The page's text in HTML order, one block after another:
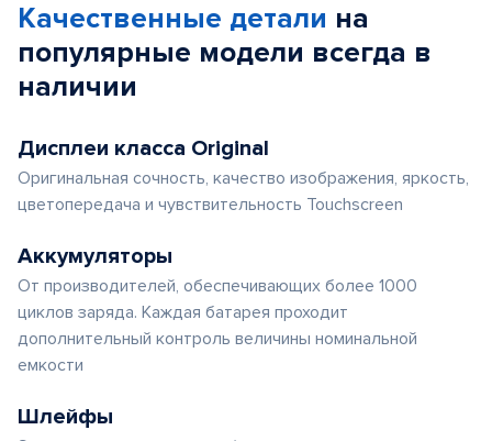
Качественные детали на
популярные модели всегда в
наличии
Дисплеи класса Original
Оригинальная сочность, качество изображения, яркость,
цветопередача и чувствительность Touchscreen
Аккумуляторы
От производителей, обеспечивающих более 1000
циклов заряда. Каждая батарея проходит
дополнительный контроль величины номинальной
емкости
Шлейфы